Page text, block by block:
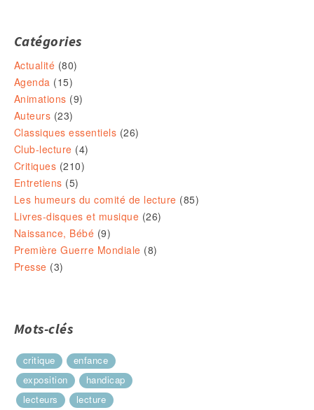
Catégories
Actualité (80)
Agenda (15)
Animations (9)
Auteurs (23)
Classiques essentiels (26)
Club-lecture (4)
Critiques (210)
Entretiens (5)
Les humeurs du comité de lecture (85)
Livres-disques et musique (26)
Naissance, Bébé (9)
Première Guerre Mondiale (8)
Presse (3)
Mots-clés
critique
enfance
exposition
handicap
lecteurs
lecture